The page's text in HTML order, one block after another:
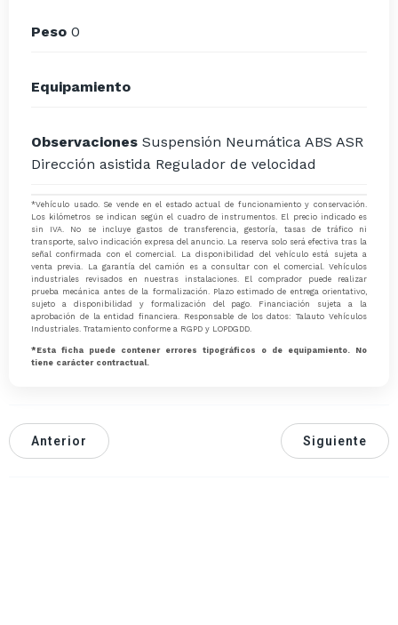
Peso 0
Equipamiento
Observaciones Suspensión Neumática ABS ASR
Dirección asistida Regulador de velocidad
*Vehículo usado. Se vende en el estado actual de funcionamiento y conservación.
Los kilómetros se indican según el cuadro de instrumentos. El precio indicado es
sin IVA. No se incluye gastos de transferencia, gestoría, tasas de tráfico ni
transporte, salvo indicación expresa del anuncio. La reserva solo será efectiva tras la
señal confirmada con el comercial. La disponibilidad del vehículo está sujeta a
venta previa. La garantía del camión es a consultar con el comercial. Vehículos
industriales revisados en nuestras instalaciones. El comprador puede realizar
prueba mecánica antes de la formalización. Plazo estimado de entrega orientativo,
sujeto a disponibilidad y formalización del pago. Financiación sujeta a la
aprobación de la entidad financiera. Responsable de los datos: Talauto Vehículos
Industriales. Tratamiento conforme a RGPD y LOPDGDD.
*Esta ficha puede contener errores tipográficos o de equipamiento. No
tiene carácter contractual.
Anterior Siguiente